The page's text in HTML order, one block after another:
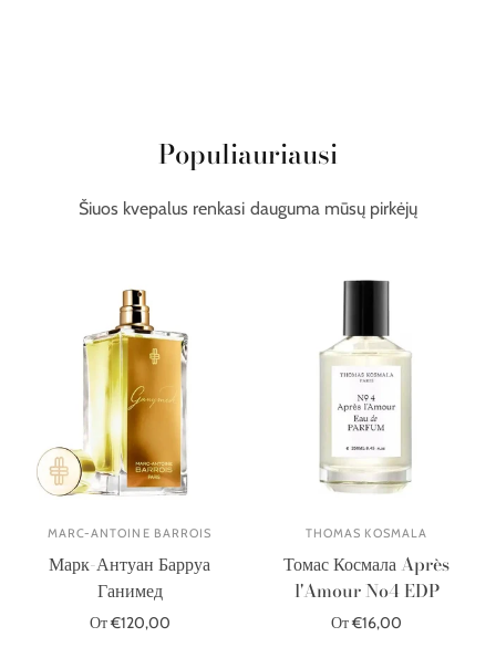
Populiauriausi
Šiuos kvepalus renkasi dauguma mūsų pirkėjų
MARC-ANTOINE BARROIS
Марк-Антуан Барруа
Ганимед
От €120,00
THOMAS KOSMALA
Томас Космала Après
l'Amour No4 EDP
От €16,00